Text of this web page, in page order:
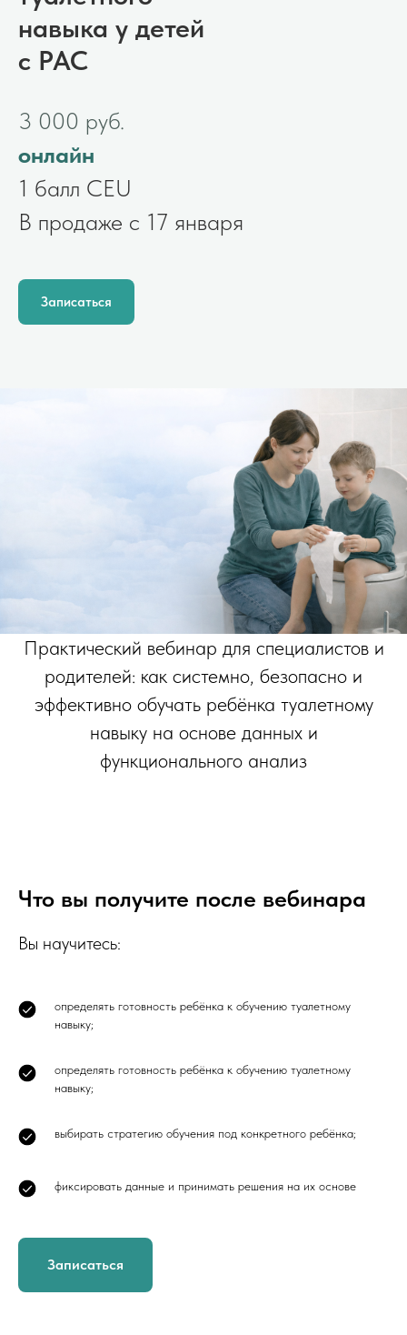
навыка у детей
с РАС
3 000 руб.
онлайн
1 балл CEU
В продаже с 17 января
Записаться
Практический вебинар для специалистов и
родителей: как системно, безопасно и
эффективно обучать ребёнка туалетному
навыку на основе данных и
функционального анализ
Что вы получите после вебинара
Вы научитесь:
определять готовность ребёнка к обучению туалетному
навыку;
определять готовность ребёнка к обучению туалетному
навыку;
выбирать стратегию обучения под конкретного ребёнка;
фиксировать данные и принимать решения на их основе
Записаться